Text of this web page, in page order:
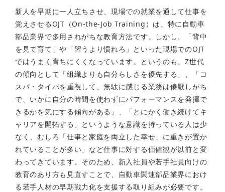
新人を早期に一人立ちさせ、現場での就業を通して仕事を
覚えさせるOJT（On-the-Job Training）は、特に自動車
部品業界で多用されがちな教育方法です。しかし、「背中
を見て育て」や「習うより慣れろ」といった現場でのOJT
ではうまく育ちにくくなっています。というのも、Z世代
の傾向として「組織よりも自分らしさを優先する」、「コ
スパ・タイパを重視して、無駄に感じる業務は倦厭しがち
で、いかに自分の時間を使わずにパフォーマンスを発揮で
きるかを気にする傾向がある」、「とにかく働き続けてキ
ャリアを開拓する」というような意識を持っている人は少
なく、むしろ「仕事と家庭を両立した幸せ」に重きが置か
れていることが多い」など仕事に対する価値観が以前と変
わってきています。そのため、新入社員や若手社員向けの
教育のあり方も見直すことで、自動車関連部品業界におけ
る若手人材の早期戦力化を支援する取り組みが必要です。